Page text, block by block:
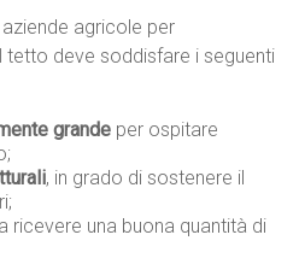
agricole per
deve soddisfare i seguenti
grande per ospitare
, in grado di sostenere il
a ricevere una buona quantità di